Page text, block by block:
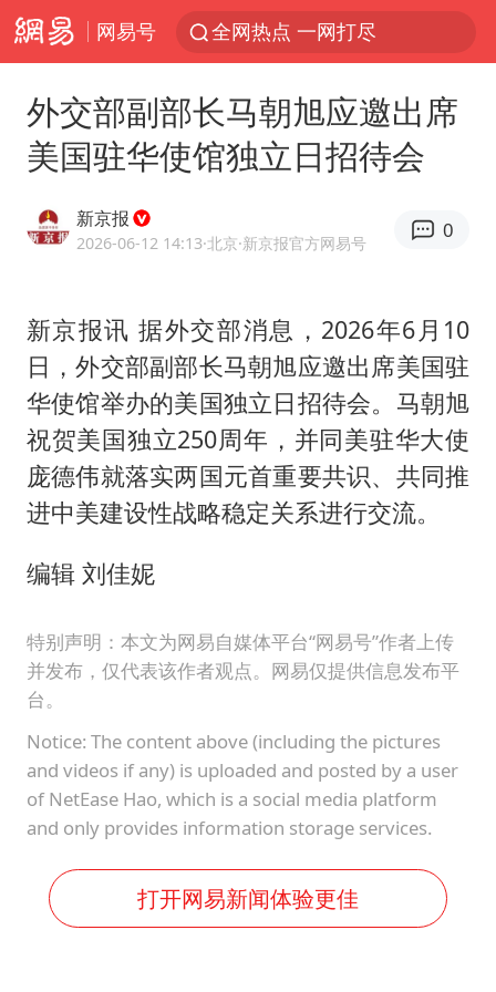
网易号 全网热点 一网打尽
外交部副部长马朝旭应邀出席
美国驻华使馆独立日招待会
新京报
2026-06-12 14:13·北京·新京报官方网易号
0
新京报讯 据外交部消息，2026年6月10
日，外交部副部长马朝旭应邀出席美国驻
华使馆举办的美国独立日招待会。马朝旭
祝贺美国独立250周年，并同美驻华大使
庞德伟就落实两国元首重要共识、共同推
进中美建设性战略稳定关系进行交流。
编辑 刘佳妮
特别声明：本文为网易自媒体平台“网易号”作者上传
并发布，仅代表该作者观点。网易仅提供信息发布平
台。
Notice: The content above (including the pictures
and videos if any) is uploaded and posted by a user
of NetEase Hao, which is a social media platform
and only provides information storage services.
打开网易新闻体验更佳